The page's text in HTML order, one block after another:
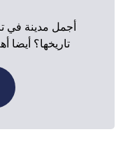
أجمل مدينة في
تاريخها؟ أيضا